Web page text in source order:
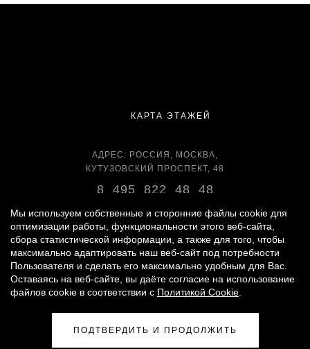
КАРТА ЭТАЖЕЙ
АДРЕС: РОССИЯ, МОСКВА,
КУТУЗОВСКИЙ ПРОСПЕКТ, 48
8 495 822 48 48
ВРЕМЯ РАБОТЫ:
ЕЖЕДНЕВНО С 11:00 ДО 22:00
© 2007 - 2026«ВРЕМЕНА ГОДА»
Мы используем собственные и сторонние файлы cookie для
оптимизации работы, функциональности этого веб-сайта,
сбора статистической информации, а также для того, чтобы
максимально адаптировать наш веб-сайт под потребности
Пользователя и сделать его максимально удобным для Вас.
Оставаясь на веб-сайте, вы даёте согласие на использование
файлов cookie в соответствии с Политикой Cookie
ПОДТВЕРДИТЬ И ПРОДОЛЖИТЬ